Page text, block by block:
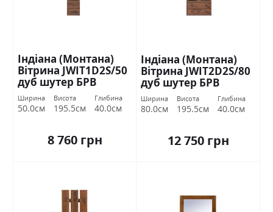
Індіана (Монтана)
Вітрина JWIT1D2S/50
дуб шутер БРВ
Україна
Ширина
50.0см
Висота
195.5см
Глибина
40.0см
8 760 грн
Індіана (Монтана)
Вітрина JWIT2D2S/80
дуб шутер БРВ
Україна
Ширина
80.0см
Висота
195.5см
Глибина
40.0см
12 750 грн